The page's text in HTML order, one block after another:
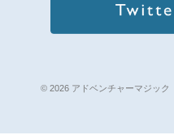
© 2026 アドベンチャーマジッ